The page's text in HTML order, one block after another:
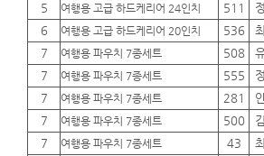
5
여행용 고급 하드케리어 24인치 511
6
여행용 고급 하드케리어 20인치 536
7
여행용 파우치 7종세트 508
7
여행용 파우치 7종세트 555
7
여행용 파우치 7종세트 281
7
여행용 파우치 7종세트 500
7
여행용 파우치 7종세트 43